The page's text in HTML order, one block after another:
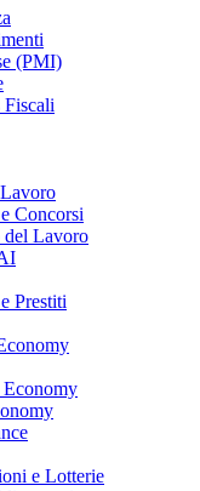
(PMI)
Fiscali
Concorsi
Lavoro
Prestiti
e Lotterie